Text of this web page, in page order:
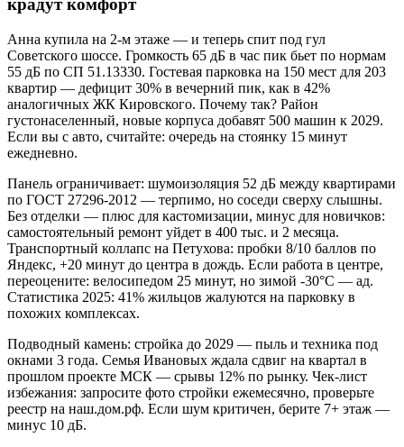
крадут комфорт
Анна купила на 2-м этаже — и теперь спит под гул
Советского шоссе. Громкость 65 дБ в час пик бьет по нормам
55 дБ по СП 51.13330. Гостевая парковка на 150 мест для 203
квартир — дефицит 30% в вечерний пик, как в 42%
аналогичных ЖК Кировского. Почему так? Район
густонаселенный, новые корпуса добавят 500 машин к 2029.
Если вы с авто, считайте: очередь на стоянку 15 минут
ежедневно.
Панель ограничивает: шумоизоляция 52 дБ между квартирами
по ГОСТ 27296-2012 — терпимо, но соседи сверху слышны.
Без отделки — плюс для кастомизации, минус для новичков:
самостоятельный ремонт уйдет в 400 тыс. и 2 месяца.
Транспортный коллапс на Петухова: пробки 8/10 баллов по
Яндекс, +20 минут до центра в дождь. Если работа в центре,
переоцените: велосипедом 25 минут, но зимой -30°C — ад.
Статистика 2025: 41% жильцов жалуются на парковку в
похожих комплексах.
Подводный камень: стройка до 2029 — пыль и техника под
окнами 3 года. Семья Ивановых ждала сдвиг на квартал в
прошлом проекте МСК — срывы 12% по рынку. Чек-лист
избежания: запросите фото стройки ежемесячно, проверьте
реестр на наш.дом.рф. Если шум критичен, берите 7+ этаж —
минус 10 дБ.